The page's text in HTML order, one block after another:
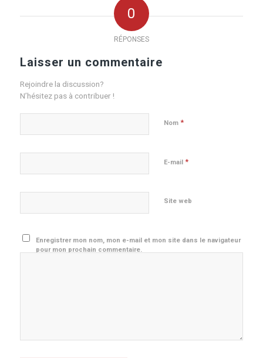
0
RÉPONSES
Laisser un commentaire
Rejoindre la discussion?
N’hésitez pas à contribuer !
Nom *
E-mail *
Site web
Enregistrer mon nom, mon e-mail et mon site dans le navigateur
pour mon prochain commentaire.